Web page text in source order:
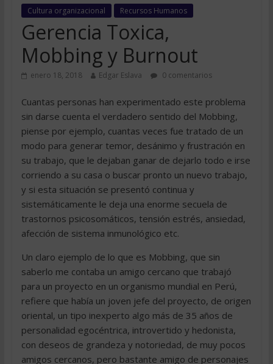
Cultura organizacional Recursos Humanos
Gerencia Toxica,
Mobbing y Burnout
enero 18, 2018 Edgar Eslava 0 comentarios
Cuantas personas han experimentado este problema
sin darse cuenta el verdadero sentido del Mobbing,
piense por ejemplo, cuantas veces fue tratado de un
modo para generar temor, desánimo y frustración en
su trabajo, que le dejaban ganar de dejarlo todo e irse
corriendo a su casa o buscar pronto un nuevo trabajo,
y si esta situación se presentó continua y
sistemáticamente le deja una enorme secuela de
trastornos psicosomáticos, tensión estrés, ansiedad,
afección de sistema inmunológico etc.
Un claro ejemplo de lo que es Mobbing, que sin
saberlo me contaba un amigo cercano que trabajó
para un proyecto en un organismo mundial en Perú,
refiere que había un joven jefe del proyecto, de origen
oriental, un tipo inexperto algo más de 35 años de
personalidad egocéntrica, introvertido y hedonista,
con deseos de grandeza y notoriedad, de muy pocos
amigos cercanos, pero bastante amigo de personajes